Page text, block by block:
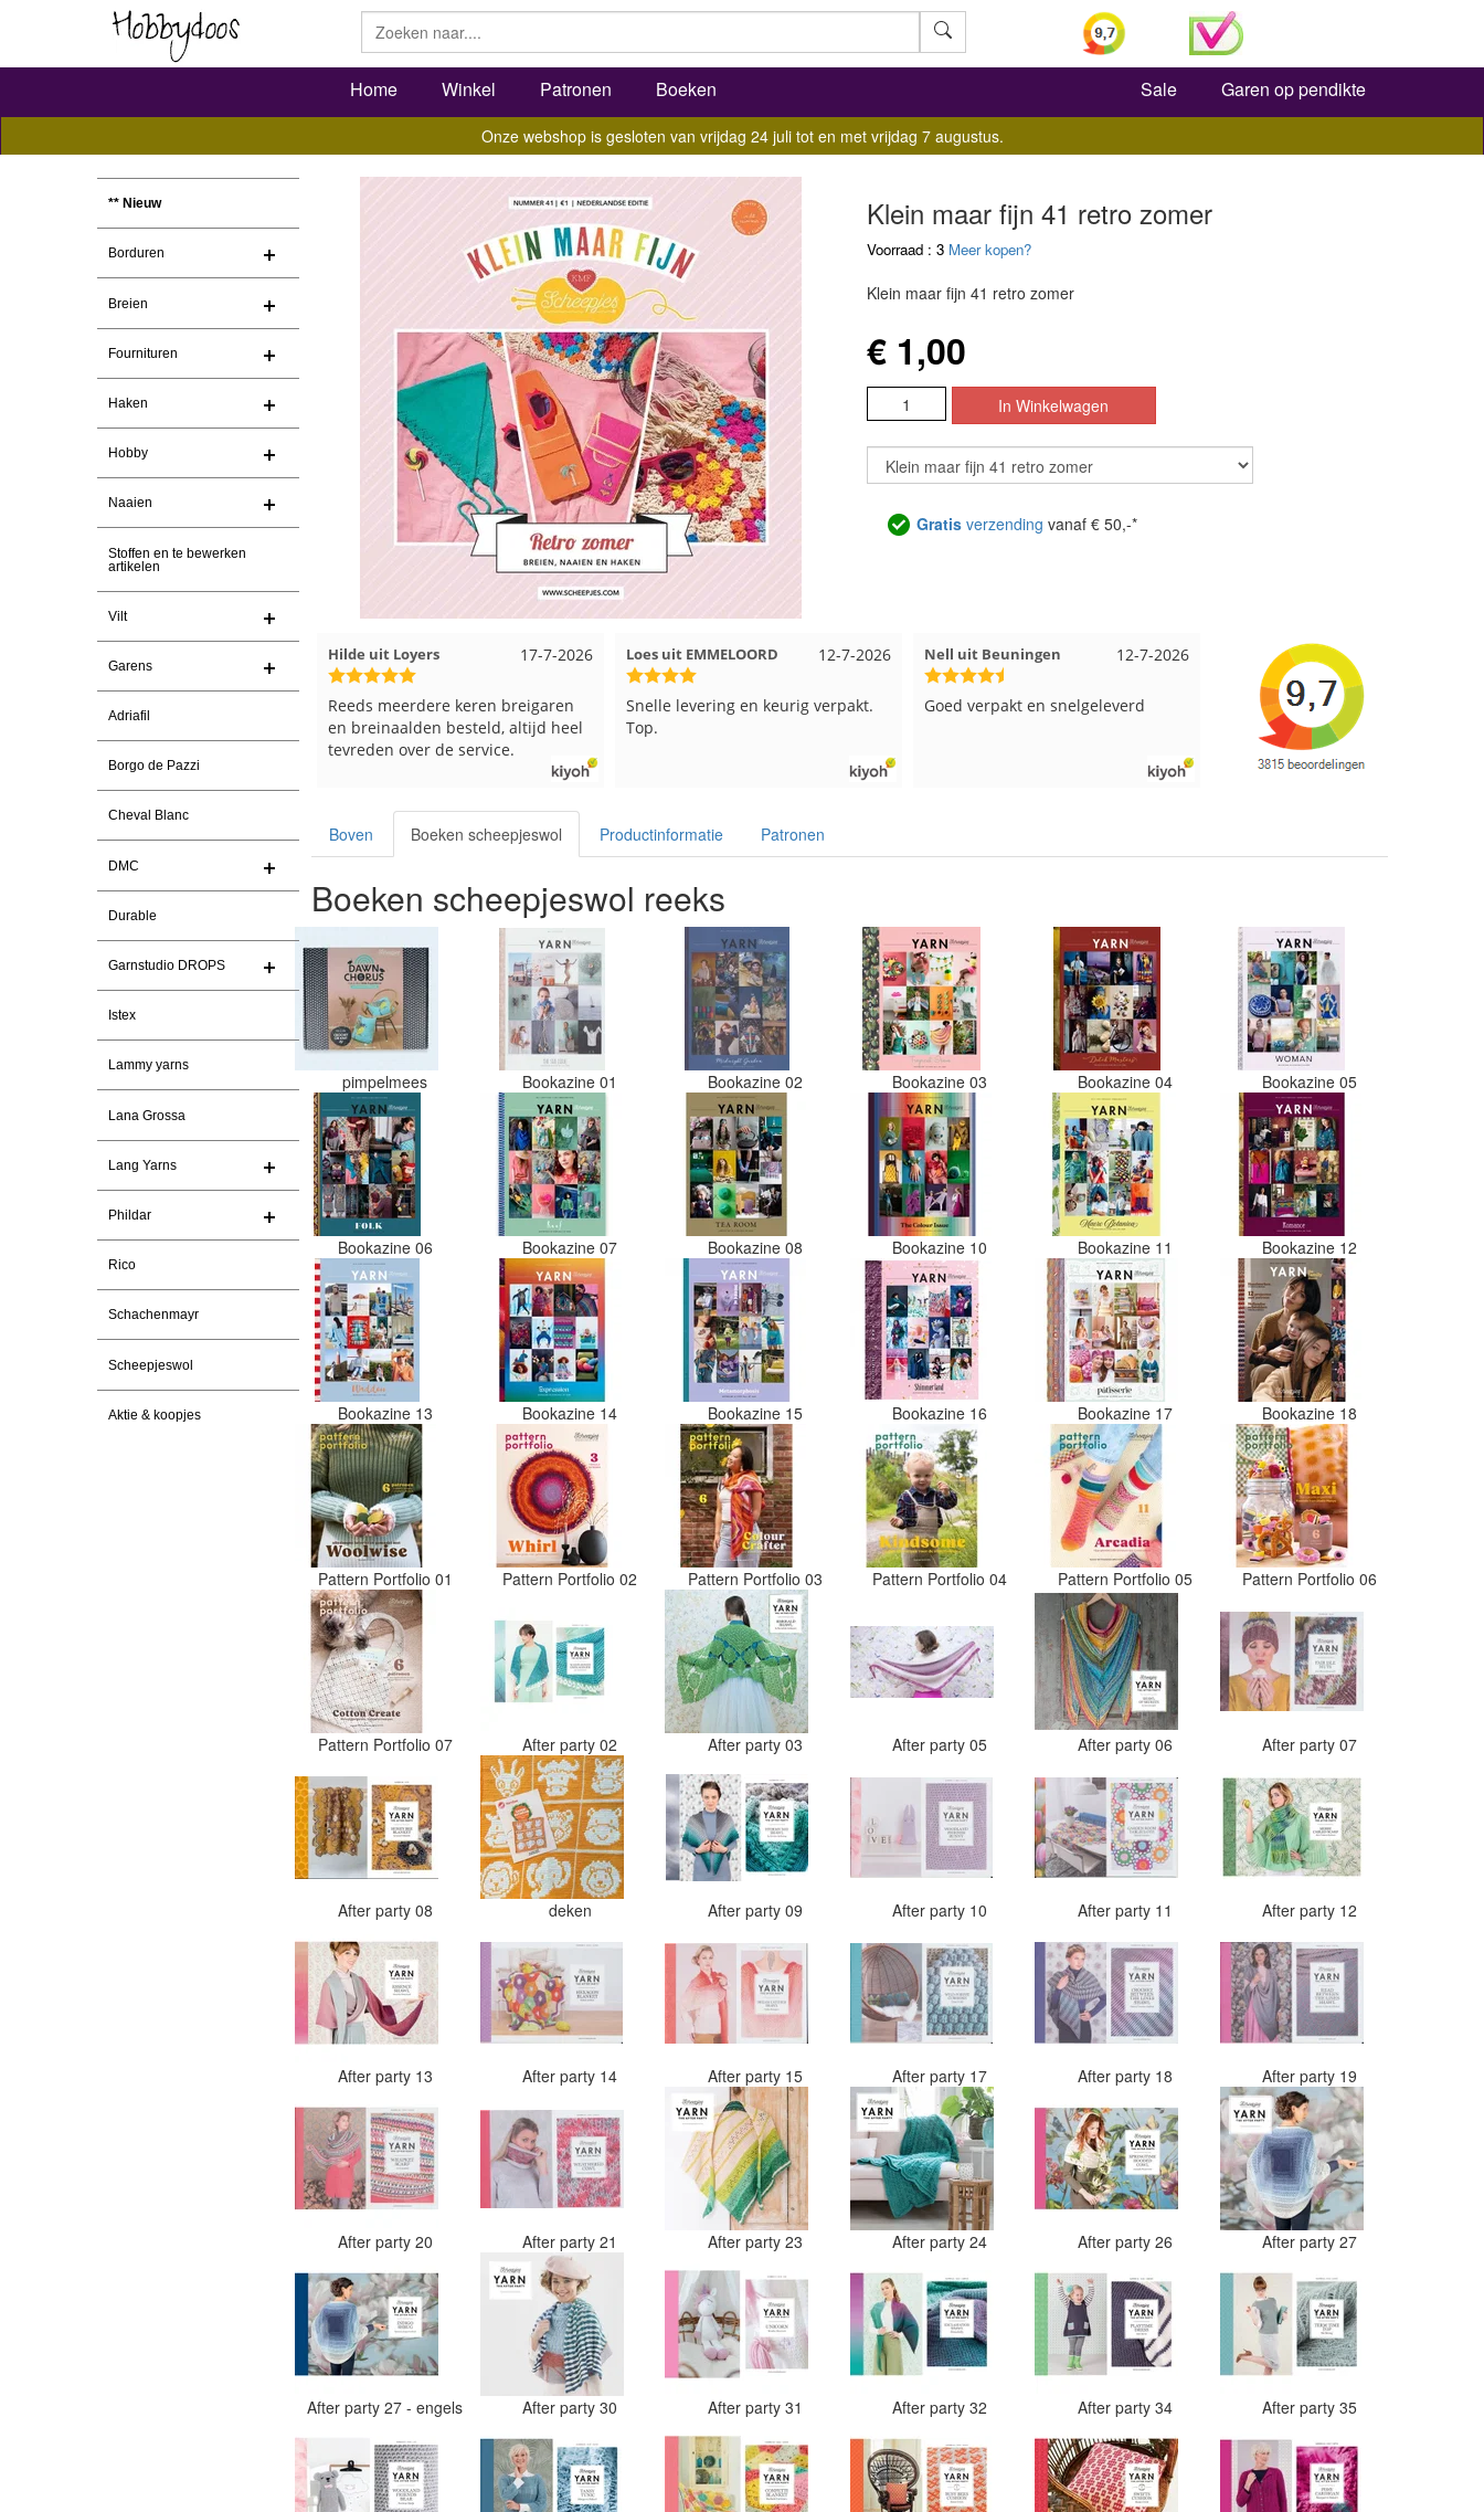
Zoeken
Home Winkel Patronen Boeken Sale Garen op pendikte
Onze webshop is gesloten van vrijdag 24 juli tot en met vrijdag 7 augustus.
** Nieuw
Borduren
Breien
Fournituren
Haken
Hobby
Naaien
Stoffen en te bewerken
artikelen
Vilt
Garens
Adriafil
Borgo de Pazzi
Cheval Blanc
DMC
Durable
Garnstudio DROPS
Istex
Lammy yarns
Lana Grossa
Lang Yarns
Phildar
Rico
Schachenmayr
Scheepjeswol
Aktie & koopjes
Klein maar fijn 41 retro zomer
Voorraad : 3 Meer kopen?
Klein maar fijn 41 retro zomer
€ 1,00
Gratisverzending vanaf € 50,-*
pakket Ga er weer leuke pakket van
17-7-2026
Hilde uit Loyers
Reeds meerdere keren breigaren
en breinaalden besteld, altijd heel
tevreden over de service.
12-7-2026
Loes uit EMMELOORD
Snelle levering en keurig verpakt.
Top.
12-7-2026
Nell uit Beuningen
Goed verpakt en snelgeleverd
Wendy uit Amsterdam
Ruime keus aan viltwol, mooie
kleuren en goede kwaliteit. Snel
verzonden. Enigste wat ik een
beetje jammer vind is dat alles los
een doos gestopt. Geen kleur
welke kleurcode bij welke bol
Had ook 3x 50 gram zwart besteld
maar door de andere bollen zitten
er nu verschillende kleuren vezels
in het zwart. Dat vind ik erg
jammer. Als ik nu wil nabestellen
moet ik maar hopen dat ik de juiste
kleurcode bij de juiste bol heb
gedaan. Misschien een tip om de
kleuren apart in te pakken met een
sticker welke kleur het is?
Desondanks zou ik deze shop zeker
wel aanbevelen wat betreft de
viltwol. Goede prijs/kwaliteit
verhouding.
Boven Boeken scheepjeswol Productinformatie Patronen
Boeken scheepjeswol reeks
pimpelmees Bookazine 01 Bookazine 02 Bookazine 03 Bookazine 04 Bookazine 05
Bookazine 06 Bookazine 07 Bookazine 08 Bookazine 10 Bookazine 11 Bookazine 12
Bookazine 13 Bookazine 14 Bookazine 15 Bookazine 16 Bookazine 17 Bookazine 18
Pattern Portfolio 01 Pattern Portfolio 02 Pattern Portfolio 03 Pattern Portfolio 04 Pattern Portfolio 05 Pattern Portfolio 06
Pattern Portfolio 07 After party 02 After party 03 After party 05 After party 06 After party 07
After party 08 deken After party 09 After party 10 After party 11 After party 12
After party 13 After party 14 After party 15 After party 17 After party 18 After party 19
After party 20 After party 21 After party 23 After party 24 After party 26 After party 27
After party 27 - engels After party 30 After party 31 After party 32 After party 34 After party 35